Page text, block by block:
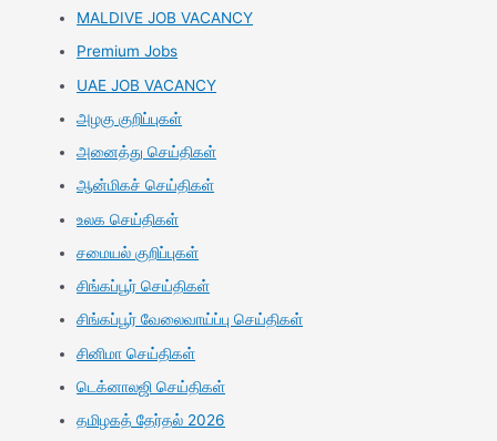
MALDIVE JOB VACANCY
Premium Jobs
UAE JOB VACANCY
அழகு குறிப்புகள்
அனைத்து செய்திகள்
ஆன்மிகச் செய்திகள்
உலக செய்திகள்
சமையல் குறிப்புகள்
சிங்கப்பூர் செய்திகள்
சிங்கப்பூர் வேலைவாய்ப்பு செய்திகள்
சினிமா செய்திகள்
டெக்னாலஜி செய்திகள்
தமிழகத் தேர்தல் 2026